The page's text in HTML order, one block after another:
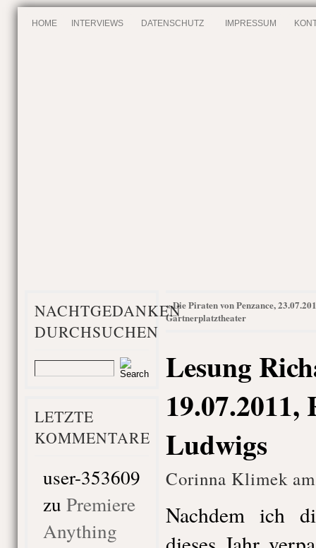
HOME INTERVIEWS DATENSCHUTZ IMPRESSUM
NACHTGEDANKEN
DURCHSUCHEN
LETZTE
KOMMENTARE
user-353609
zu Premiere
Anything
«Die Piraten von Penzance,
Gärtnerplatztheater
Lesung
19.07.2011,
Ludwigs
Corinna Klimek
Nachdem ich